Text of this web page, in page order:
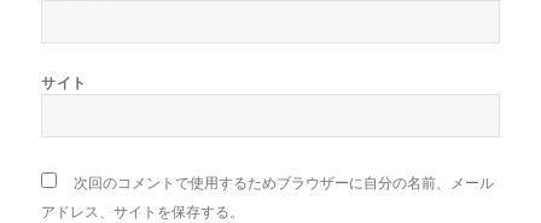
サイト
次回のコメントで使用するためブラウザーに自分の名前、メール
アドレス、サイトを保存する。